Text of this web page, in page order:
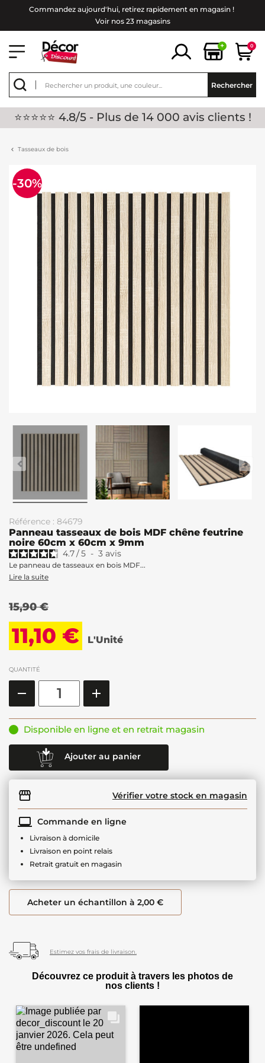
Commandez aujourd'hui, retirez rapidement en magasin !
Voir nos 23 magasins
+ 0
Rechercher
⭐⭐⭐⭐⭐ 4.8/5 - Plus de 14 000 avis clients !
Tasseaux de bois
-30%
Référence : 84679
Panneau tasseaux de bois MDF chêne feutrine
noire 60cm x 60cm x 9mm
4.7/5 - 3 avis
Le panneau de tasseaux en bois MDF...
Lire la suite
15,90 €
11,10 € L'Unité
QUANTITÉ
Disponible en ligne et en retrait magasin
Ajouter au panier
Vérifier votre stock en magasin
Commande en ligne
Livraison à domicile
Livraison en point relais
Retrait gratuit en magasin
Acheter un échantillon à 2,00 €
Estimez vos frais de livraison.
Découvrez ce produit à travers les photos de
nos clients !